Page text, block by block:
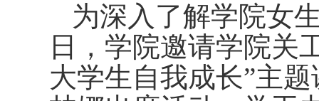
为深入了解学院女
日
， 学院邀请学院关
大学生自我成长”主题